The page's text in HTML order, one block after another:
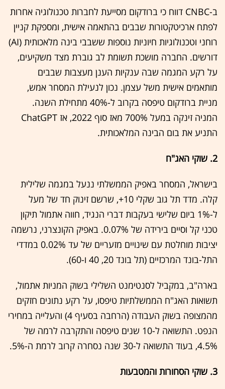
ב-CNBC דווח כי ברודקום מסייעת לחברות טכנולוגיה אחרות
לפתח ארכיטקטורות שבבים בהתאמה אישית, ומספקת קניין
רוחני וטכנולוגיות חיוניות נוספות ששבבי בינה מלאכותית (AI)
דורשים. החברה מושכת תשומת לב גוברת מצד משקיעים,
על רקע המגמה שבה ענקיות הענן מעצבות שבבים
מותאמים אישית משל עצמן. נכון לנעילת המסחר אמש,
מניית ברודקום טיפסה בקרוב ל-40% מתחילת השנה.
המניה זינקה במעל 700% מאז סוף 2022, אז ChatGPT
התניע את בום הבינה המלאכותית.
2. שוקי האג"ח
בישראל, המסחר באפיק הממשלתי ננעל במגמה שלילית
קלה. מדד תל גוב שקלי 10+, שרשם זינוק חד של מעל
ל-1% ביום שלישי בעקבות דברי הנגיד, חווה אתמול תיקון
טכני קל וסיים בירידה של 0.07%. באפיק הקונצרני, נרשמה
יציבות מוחלטת עם שינויים מזעריים של עד 0.02% במדדי
התל-בונד המרכזיים (תל בונד 20, 40 ו-60).
בארה"ב, במקביל לסנטימנט השלילי בשוק המניות אתמול,
תשואות האג"ח הממשלתיות טיפסו, על רקע נתונים חזקים
מהמצופה בשוק העבודה (הרחבה בסעיף 4) והעלייה במחירי
הנפט. התשואה ל-10 שנים טיפסה והתקרבה לרמה של
4.5%, בעוד התשואה ל-30 שנה נסחרה קרוב לרמת ה-5%.
3. שוקי הסחורות והמטבעות